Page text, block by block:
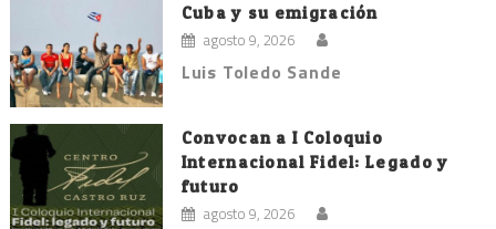
Cuba y su emigración
agosto 9, 2026
Luis Toledo Sande
Convocan a I Coloquio
Internacional Fidel: Legado y
futuro
agosto 9, 2026